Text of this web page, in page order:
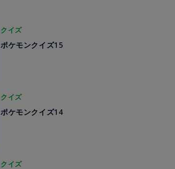
クイズ
ポケモンクイズ15
クイズ
ポケモンクイズ14
クイズ